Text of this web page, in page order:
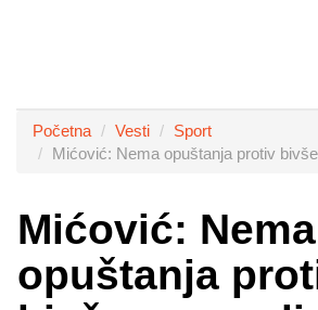
Početna Vesti
Sport
Mićović: Nema opuštanja protiv
Mićović: Nema
opuštanja